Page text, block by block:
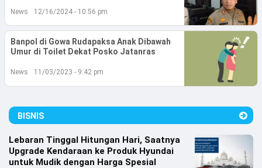
Bisnis
Kesehatan
Olahraga
Bola
Opini
News 12/16/2024 - 10:56 pm
Banpol di Gowa Rudapaksa Anak Dibawah
Umur di Toilet Dekat Posko Jatanras
News 11/03/2023 - 9:42 pm
BISNIS
Lebaran Tinggal Hitungan Hari, Saatnya
Upgrade Kendaraan ke Produk Hyundai
untuk Mudik dengan Harga Spesial